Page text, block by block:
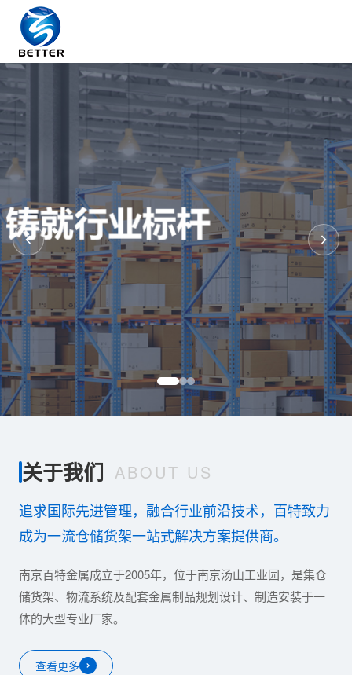
关于我们 ABOUT US
追求国际先进管理，融合行业前沿技术，百特致力
成为一流仓储货架一站式解决方案提供商。
南京百特金属成立于2005年，位于南京汤山工业园，是集仓
储货架、物流系统及配套金属制品规划设计、制造安装于一
体的大型专业厂家。
查看更多